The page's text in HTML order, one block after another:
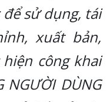
để sử dụng, tái
xuất bản,
công khai
DÙNG